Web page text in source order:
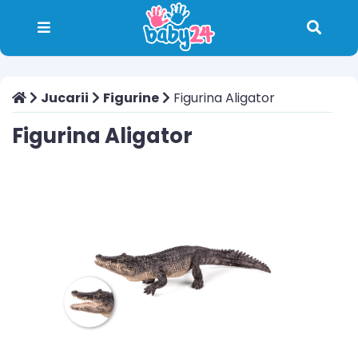
Jucarii Figurine Figurina Aligator
Figurina Aligator